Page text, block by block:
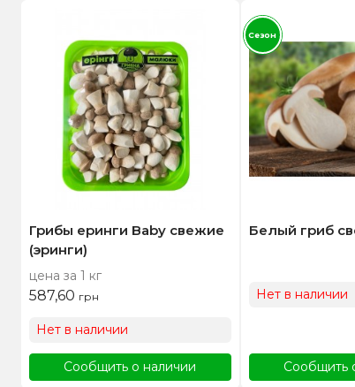
Грибы еринги Baby свежие
(эринги)
цена за 1 кг
587,60 грн
Нет в наличии
Сообщить о наличии
Белый гриб
Нет в наличии
Сообщить
Сезон